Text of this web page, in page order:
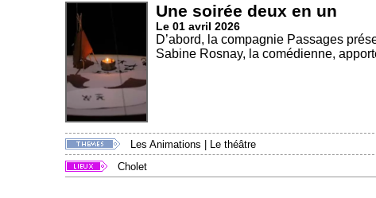
Une soirée deux en un
Le 01 avril 2026
D’abord, la compagnie Passages
Sabine Rosnay, la comédienne,
Les Animations
Le théâtre
Cholet